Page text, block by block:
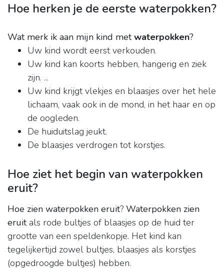
Hoe herken je de eerste waterpokken?
Wat merk ik aan mijn kind metwaterpokken?
Uw kind wordt eerst verkouden.
Uw kind kan koorts hebben, hangerig en ziek
zijn. ...
Uw kind krijgt vlekjes en blaasjes over het hele
lichaam, vaak ook in de mond, in het haar en op
de oogleden.
De huiduitslag jeukt.
De blaasjes verdrogen tot korstjes.
Hoe ziet het begin van waterpokken
eruit?
Hoe zien waterpokken eruit? Waterpokken zien
eruitals rode bultjes of blaasjes op de huid ter
grootte van een speldenkopje. Het kind kan
tegelijkertijd zowel bultjes, blaasjes als korstjes
(opgedroogde bultjes) hebben.